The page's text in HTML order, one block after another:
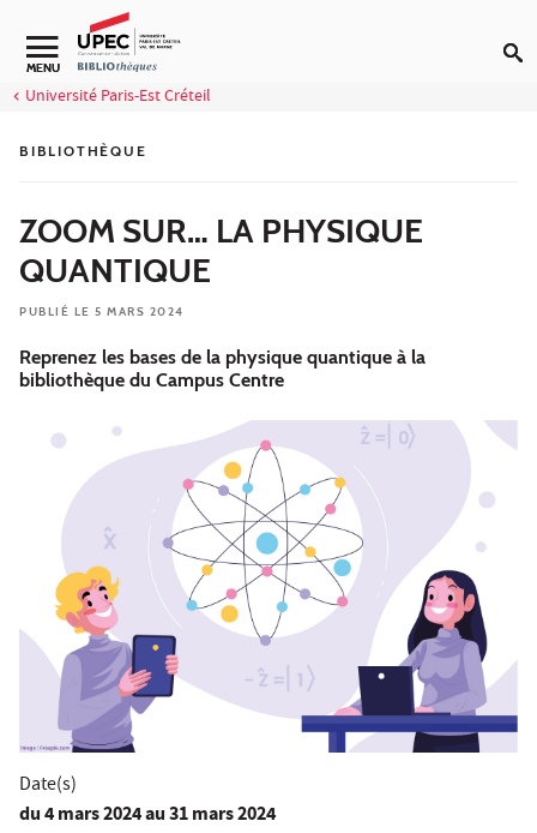
Aller au contenu
Navigation secondaire
MENU
Université Paris-Est Créteil
BIBLIOTHÈQUE
ZOOM SUR… LA PHYSIQUE
QUANTIQUE
PUBLIÉ LE 5 MARS 2024
Reprenez les bases de la physique quantique à la
bibliothèque du Campus Centre
Date(s)
du4 mars 2024au 31 mars 2024